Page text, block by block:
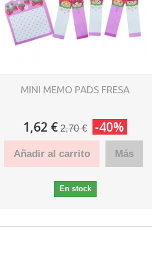
MINI MEMO PADS FRESA
1,62 € 2,70 € -40%
Añadir al carrito Más
En stock